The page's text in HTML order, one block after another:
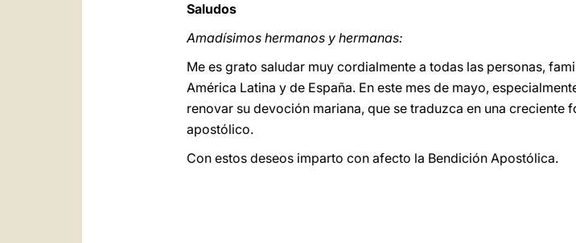
Saludos
Amadísimos hermanos y hermanas:
Me es grato saludar muy cordialmente a todas las personas,
América Latina y de España. En este mes de mayo,
renovar su devoción mariana, que se traduzca en una
apostólico.
Con estos deseos imparto con afecto la Bendición Apostólica.